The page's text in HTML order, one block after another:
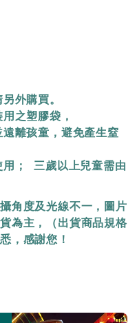
外購買。
之塑膠袋，
遠離孩童，避免產生窒
； 三歲以上兒童需由
角度及光線不一，圖片
為主，（出貨商品規格
，感謝您！